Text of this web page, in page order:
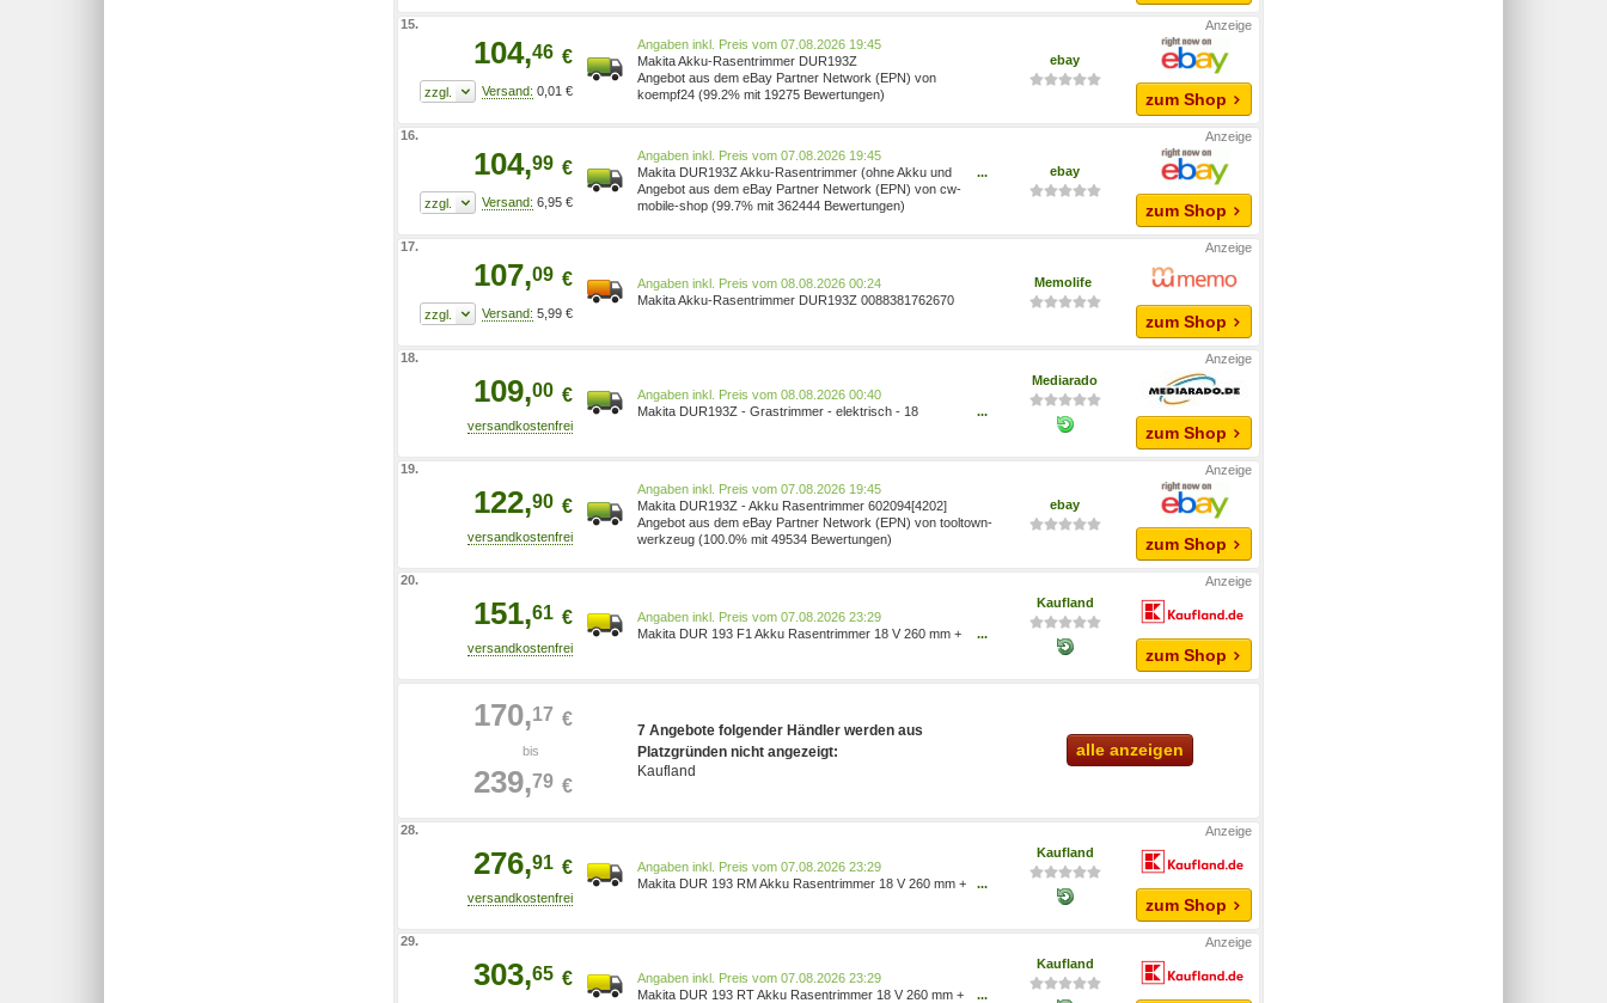
15.
104,46 €
0,01 €
Preis vom 07.08.2026 19:45
Makita Akku-Rasentrimmer DUR193Z
Angebot aus dem eBay Partner Network (EPN) von
koempf24 (99.2% mit 19275 Bewertungen)
ebay
zum Shop
16.
104,99 €
6,95 €
Preis vom 07.08.2026 19:45
Makita DUR193Z Akku-Rasentrimmer (ohne Akku und
Ladegerät)
...
Angebot aus dem eBay Partner Network (EPN) von cw-
mobile-shop (99.7% mit 362444 Bewertungen)
ebay
zum Shop
17.
107,09 €
5,99 €
Preis vom 08.08.2026 00:24
Makita Akku-Rasentrimmer DUR193Z 0088381762670
Memolife
zum Shop
18.
109,00 €
Preis vom 08.08.2026 00:40
Makita DUR193Z - Grastrimmer - elektrisch - 18
...
Mediarado
zum Shop
19.
122,90 €
Preis vom 07.08.2026 19:45
Makita DUR193Z - Akku Rasentrimmer 602094[4202]
Angebot aus dem eBay Partner Network (EPN) von tooltown-
werkzeug (100.0% mit 49534 Bewertungen)
ebay
zum Shop
20.
151,61 €
Preis vom 07.08.2026 23:29
Makita DUR 193 F1 Akku Rasentrimmer 18 V 260 mm +
...
Kaufland
zum Shop
170,17 €
bis
239,79 €
7 Angebote folgender Händler werden aus
Platzgründen nicht angezeigt:
Kaufland
alle anzeigen
28.
276,91 €
Preis vom 07.08.2026 23:29
Makita DUR 193 RM Akku Rasentrimmer 18 V 260 mm +
...
Kaufland
zum Shop
29.
303,65 €
Preis vom 07.08.2026 23:29
Makita DUR 193 RT Akku Rasentrimmer 18 V 260 mm +
...
Kaufland